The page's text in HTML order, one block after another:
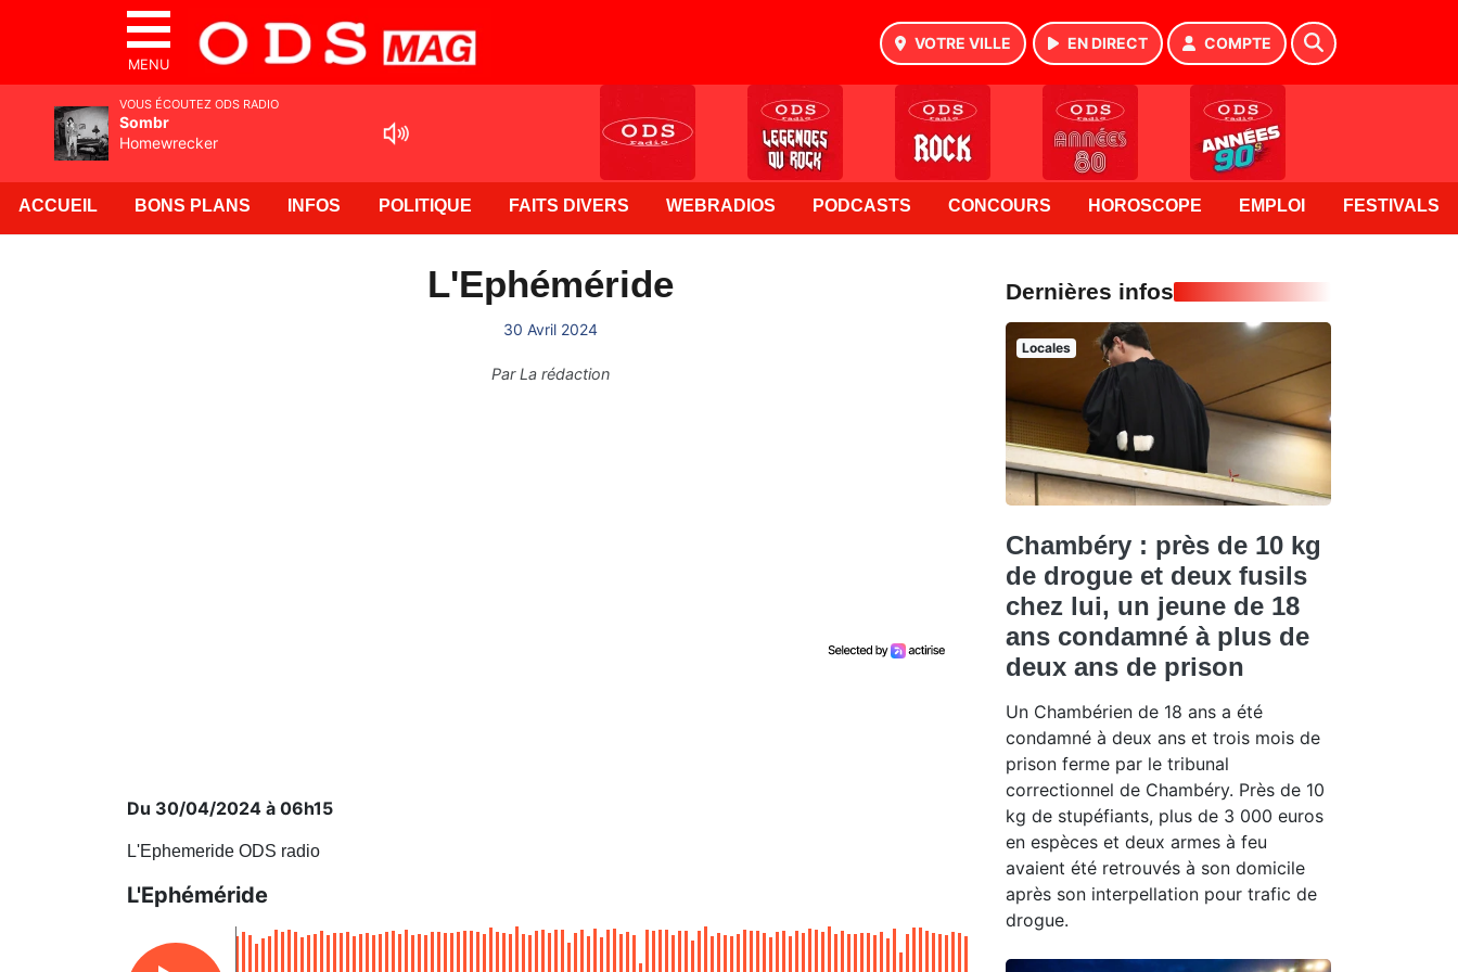
MENU
VOTRE VILLE EN DIRECT COMPTE
ACCUEIL BONS PLANS INFOS POLITIQUE FAITS DIVERS WEBRADIOS PODCASTS CONCOURS HOROSCOPE EMPLOI FESTIVALS
L'Ephéméride
30 Avril 2024
ParLa rédaction
Du 30/04/2024 à 06h15
L'Ephemeride ODS radio
L'Ephéméride
Dernières infos
Locales
Chambéry : près de 10 kg
de drogue et deux fusils
chez lui, un jeune de 18
ans condamné à plus de
deux ans de prison
Un Chambérien de 18 ans a été
condamné à deux ans et trois mois de
prison ferme par le tribunal
correctionnel de Chambéry. Près de 10
kg de stupéfiants, plus de 3 000 euros
en espèces et deux armes à feu
avaient été retrouvés à son domicile
après son interpellation pour trafic de
drogue.
VOUS ÉCOUTEZ ODS RADIO
Sombr
Homewrecker